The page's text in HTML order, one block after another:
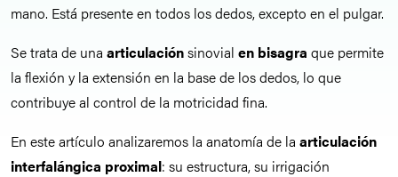
mano. Está presente en todos los dedos, excepto en el pulgar.
Se trata de una articulaciónsinovial en bisagra que permite
la flexión y la extensión en la base de los dedos, lo que
contribuye al control de la motricidad fina.
En este artículo analizaremos la anatomía de la articulación
interfalángica proximal: su estructura, su irrigación